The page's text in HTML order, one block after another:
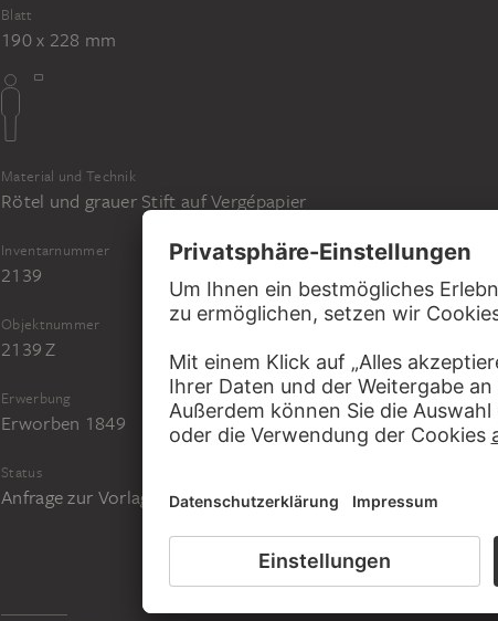
Blatt
190 x 228 mm
Material und Technik
Rötel und grauer Stift auf Vergépapier
Inventarnummer
2139
Objektnummer
2139 Z
Erwerbung
Erworben 1849
Status
Anfrage zur Vorlage im Studiensaal der Graphischen Sammlung